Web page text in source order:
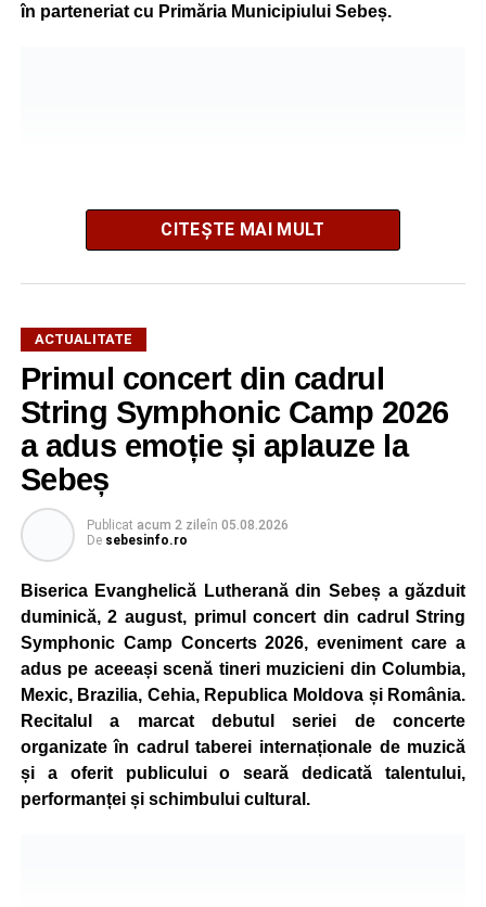
în parteneriat cu Primăria Municipiului Sebeș.
După două ediții organizate în Parcul Arini, competiția se
mută într-un nou decor, oferind participanților ocazia de a
concura într-un cadru natural deosebit. Evenimentul este
destinat copiilor și adolescenților cu vârste cuprinse între
5 și 18 ani, iar participarea este gratuită.
Organizatorii au pregătit trasee adaptate fiecărei categorii
de vârstă, astfel încât competiția să fie accesibilă atât
celor aflați la început de drum, cât și celor cu experiență în
mountain bike. La finalul întrecerii, cei mai bine clasați
concurenți vor fi recompensați cu premii în bani și premii
oferite de partenerii evenimentului.
Înaintea zilei de concurs, participanții își vor putea ridica
vor putea înscrie direct la competiție în cadrul Punctului
Oficial de Înscrieri și Informații (Race Office), care va
funcționa după următorul program:
CITEȘTE MAI MULT
ACTUALITATE
Primul concert din cadrul
String Symphonic Camp 2026
a adus emoție și aplauze la
Sebeș
Publicat acum 2 zileîn 05.08.2026
De sebesinfo.ro
Biserica Evanghelică Lutherană din Sebeș a găzduit
duminică, 2 august, primul concert din cadrul String
Symphonic Camp Concerts 2026, eveniment care a
adus pe aceeași scenă tineri muzicieni din Columbia,
Mexic, Brazilia, Cehia, Republica Moldova și România.
Recitalul a marcat debutul seriei de concerte
organizate în cadrul taberei internaționale de muzică
și a oferit publicului o seară dedicată talentului,
performanței și schimbului cultural.